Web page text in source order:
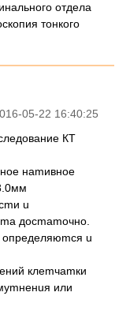
отдела
тонкого
05-22 16:40:25
КТ
наmивное
u
досmаmочно.
u
клеmчаmки
или